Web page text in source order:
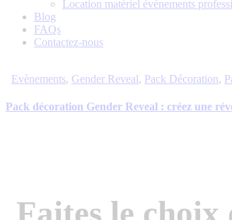
Location matériel évènements
Blog
FAQs
Contactez-nous
Evènements, Gender Reveal, Pack Décoration,
Pack décoration Gender Reveal : créez une